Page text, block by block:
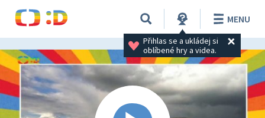
Přihlas se a ukládej si
oblíbené hry a videa.
MENU